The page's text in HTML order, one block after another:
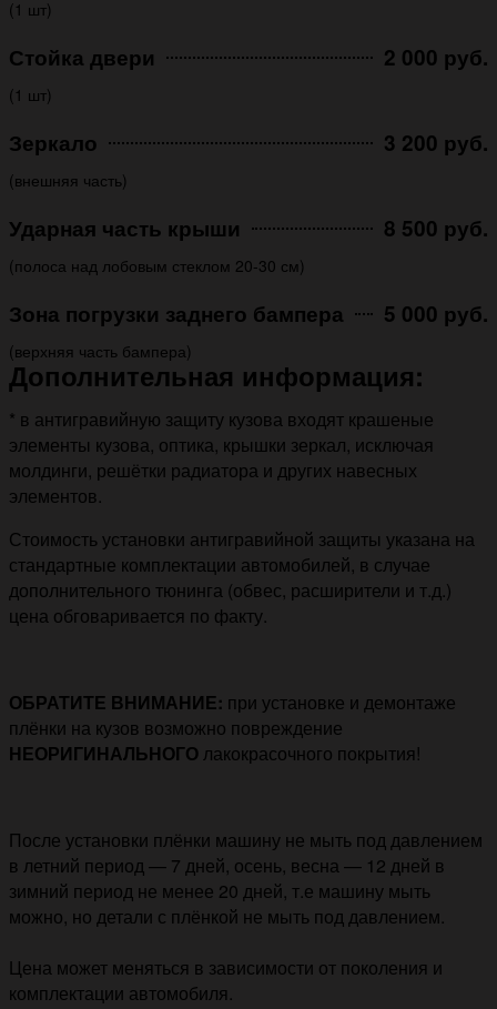
(1 шт)
Стойка двери 2 000 руб.
(1 шт)
Зеркало 3 200 руб.
(внешняя часть)
Ударная часть крыши 8 500 руб.
(полоса над лобовым стеклом 20-30 см)
Зона погрузки заднего бампера 5 000 руб.
(верхняя часть бампера)
Дополнительная информация:
* в антигравийную защиту кузова входят крашеные
элементы кузова, оптика, крышки зеркал, исключая
молдинги, решётки радиатора и других навесных
элементов.
Стоимость установки антигравийной защиты указана на
стандартные комплектации автомобилей, в случае
дополнительного тюнинга (обвес, расширители и т.д.)
цена обговаривается по факту.
ОБРАТИТЕ ВНИМАНИЕ: при установке и демонтаже
плёнки на кузов возможно повреждение
НЕОРИГИНАЛЬНОГОлакокрасочного покрытия!
После установки плёнки машину не мыть под давлением
в летний период — 7 дней, осень, весна — 12 дней в
зимний период не менее 20 дней, т.е машину мыть
можно, но детали с плёнкой не мыть под давлением.
Цена может меняться в зависимости от поколения и
комплектации автомобиля.